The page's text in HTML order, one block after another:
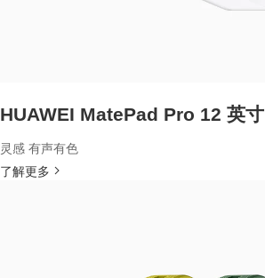
HUAWEI MatePad Pro 12 英寸
灵感 有声有色
了解更多